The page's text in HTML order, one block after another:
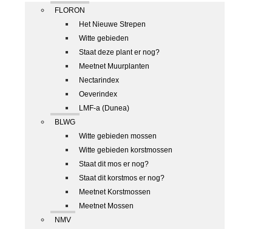
FLORON
Het Nieuwe Strepen
Witte gebieden
Staat deze plant er nog?
Meetnet Muurplanten
Nectarindex
Oeverindex
LMF-a (Dunea)
BLWG
Witte gebieden mossen
Witte gebieden korstmossen
Staat dit mos er nog?
Staat dit korstmos er nog?
Meetnet Korstmossen
Meetnet Mossen
NMV